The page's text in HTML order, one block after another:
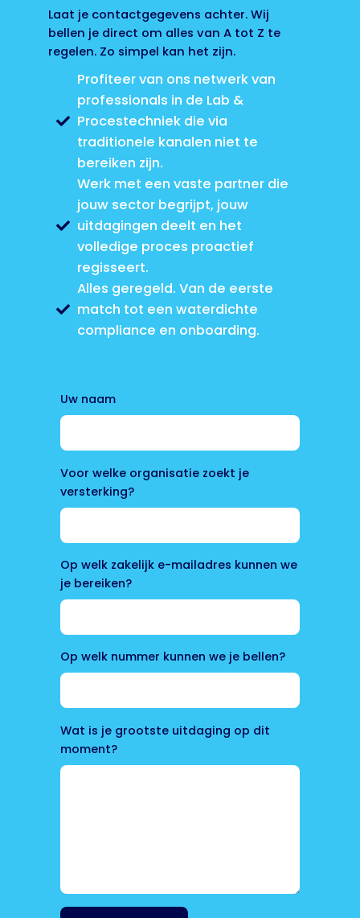
Laat je contactgegevens achter. Wij
bellen je direct om alles van A tot Z te
regelen. Zo simpel kan het zijn.
Profiteer van ons netwerk van
professionals in de Lab &
Procestechniek die via
traditionele kanalen niet te
bereiken zijn.
Werk met een vaste partner die
jouw sector begrijpt, jouw
uitdagingen deelt en het
volledige proces proactief
regisseert.
Alles geregeld. Van de eerste
match tot een waterdichte
compliance en onboarding.
Uw naam
Voor welke organisatie zoekt je
versterking?
Op welk zakelijk e-mailadres kunnen we
je bereiken?
Op welk nummer kunnen we je bellen?
Wat is je grootste uitdaging op dit
moment?